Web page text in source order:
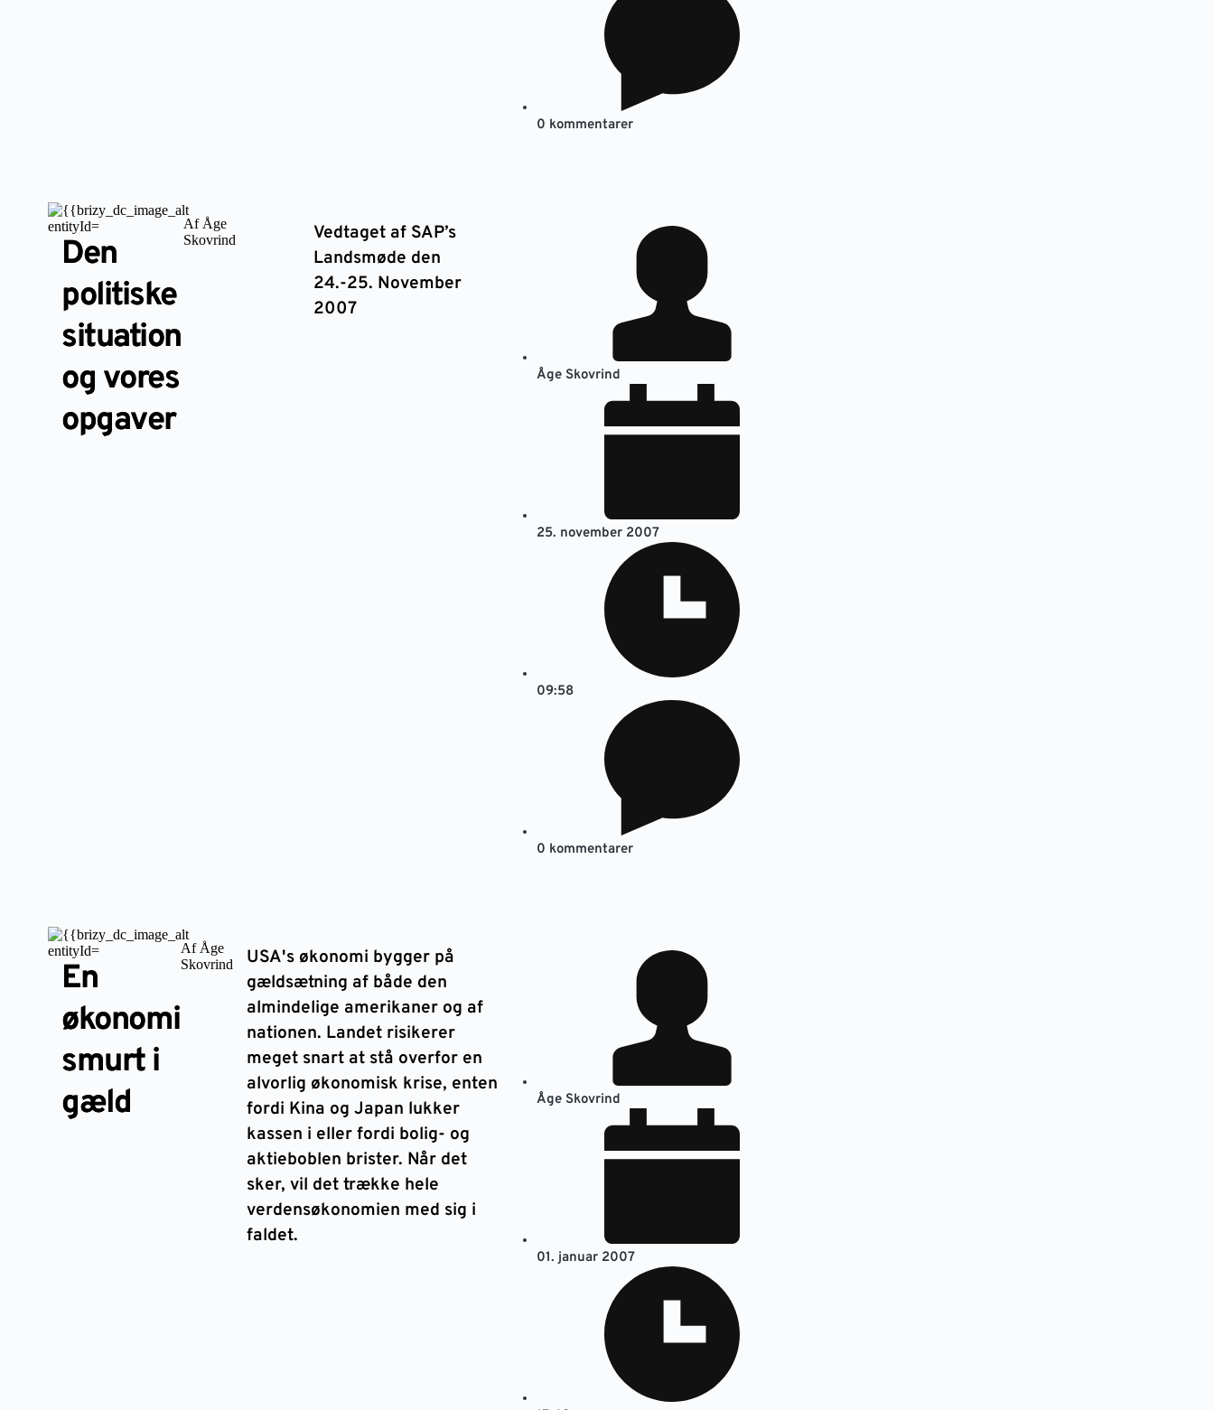
0 kommentarer
Den
politiske
situation
og vores
opgaver
Af Åge
Skovrind
Vedtaget af SAP’s
Landsmøde den
24.-25. November
2007
Åge Skovrind
25. november 2007
09:58
0 kommentarer
En
økonomi
smurt i
gæld
Af Åge
Skovrind
USA's økonomi bygger på
gældsætning af både den
almindelige amerikaner og af
nationen. Landet risikerer
meget snart at stå overfor en
alvorlig økonomisk krise, enten
fordi Kina og Japan lukker
kassen i eller fordi bolig- og
aktieboblen brister. Når det
sker, vil det trække hele
verdensøkonomien med sig i
faldet.
Åge Skovrind
01. januar 2007